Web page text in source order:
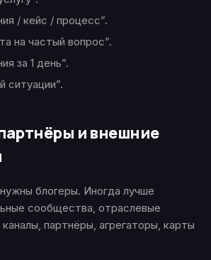
/ кейс / процесс”.
на частый вопрос”.
за 1 день”.
ситуации”.
и внешние
блогеры. Иногда лучше
сообщества, отраслевые
партнёры, агрегаторы, карты